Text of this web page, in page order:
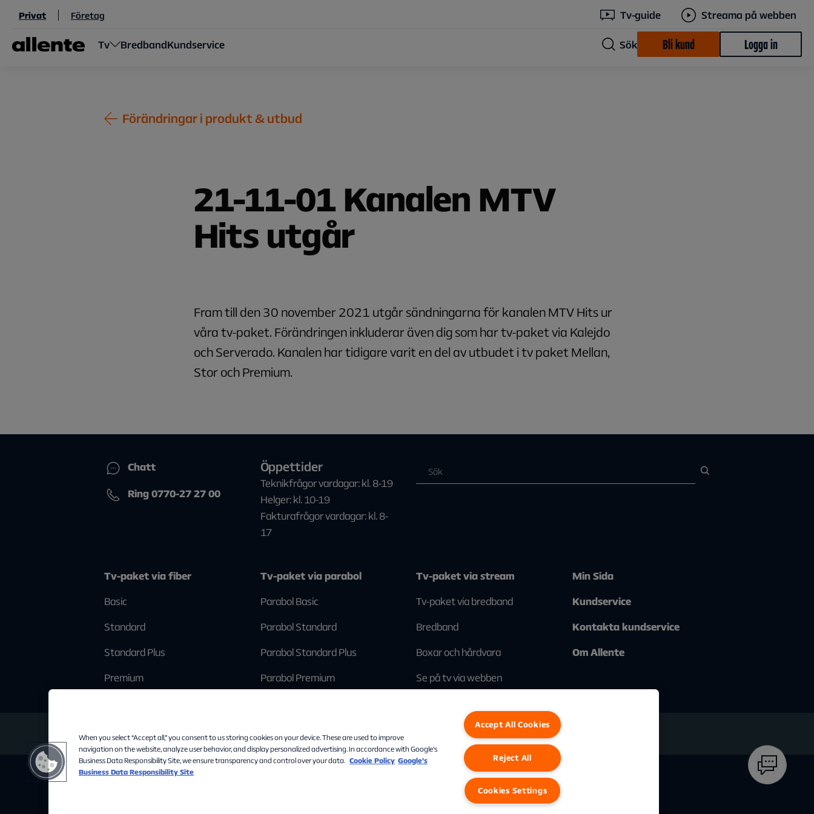
Hoppa till huvudinnehåll
Privat Företag Tv-guide Streama på webben
Tv BredbandKundservice Sök Bli kund Logga in
Förändringar i produkt & utbud
21-11-01 Kanalen MTV
Hits utgår
Fram till den 30 november 2021 utgår sändningarna för kanalen MTV Hits ur
våra tv-paket. Förändringen inkluderar även dig som har tv-paket via Kalejdo
och Serverado. Kanalen har tidigare varit en del av utbudet i tv paket Mellan,
Stor och Premium.
Chatt
Ring 0770-27 27 00
Öppettider
Teknikfrågor vardagar: kl. 8-19
Helger: kl. 10-19
Fakturafrågor vardagar: kl. 8-
17
Tv-paket via fiber
Basic
Standard
Standard Plus
Premium
Tv-paket via parabol
Parabol Basic
Parabol Standard
Parabol Standard Plus
Parabol Premium
Tv-paket via stream
Tv-paket via bredband
Bredband
Boxar och hårdvara
Se på tv via webben
Min Sida
Kundservice
Kontakta kundservice
Om Allente
Facebook Instagram
Cookies Settings
When you select “Accept all,” you consent to us storing cookies on your device. These are used to improve
navigation on the website, analyze user behavior, and display personalized advertising. In accordance with Google's
Business Data Responsibility Site, we ensure transparency and control over your data. Cookie Policy Google’s
Business Data Responsibility Site
Accept All Cookies
Reject All
Cookies Settings